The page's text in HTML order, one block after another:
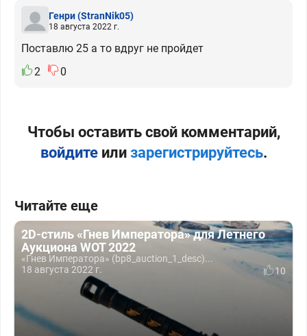
Генри(StranNik05)
18 августа 2022 г.
Поставлю 25 а то вдруг не пройдет
2
0
Чтобы оставить свой комментарий,
войдитеили зарегистрируйтесь.
Читайте еще
2D-стиль «Гнев Императора» для Летнего
Аукциона WOT 2022
«Гнев Императора» (bp8_auction_1_desc)...
18 августа 2022 г.
10